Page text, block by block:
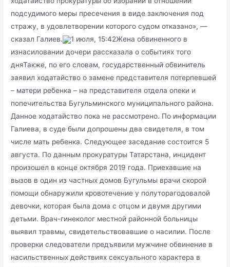
подсудимого меры пресечения в виде заключения под
стражу, в удовлетворении которого судом отказано», —
сказал Галиев.
1 июля, 15:42Жена обвиненного в
изнасиловании дочери рассказала о событиях того
дняТакже, по его словам, государственный обвинитель
заявил ходатайство о замене представителя потерпевшей
– матери ребенка – на представителя отдела опеки и
попечительства Бугульминского муниципального района.
Данное ходатайство пока не рассмотрено. По информации
Галиева, в суде были допрошены два свидетеля, в том
числе мать ребенка. Следующее заседание состоится 5
августа. По данным прокуратуры Татарстана, инцидент
произошел в конце октября 2019 года. Приехавшие на
вызов в один из частных домов Бугульмы врачи скорой
помощи обнаружили кровотечение у полуторагодовалой
девочки, которая была дома с отцом и двумя другими
детьми. Врач-гинеколог местной районной больницы
выявил травмы, свидетельствовавшие о насилии. После
проверки следователи предъявили мужчине обвинение в
насильственных действиях сексуального характера в